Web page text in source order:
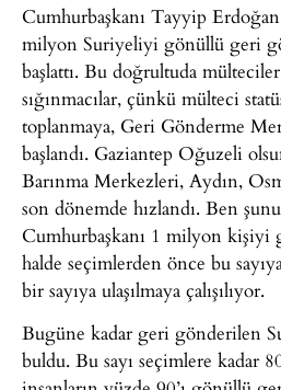
Cumhurbaşkanı Tayyip Erdoğan
milyon Suriyeliyi gönüllü geri
başlattı. Bu doğrultuda
sığınmacılar, çünkü mülteci
toplanmaya, Geri Gönderme
başlandı. Gaziantep Oğuzeli
Barınma Merkezleri, Aydın,
son dönemde hızlandı. Ben
Cumhurbaşkanı 1 milyon kişiyi
halde seçimlerden önce bu
bir sayıya ulaşılmaya çalışılıyor.
Bugüne kadar geri gönderilen
buldu. Bu sayı seçimlere kadar